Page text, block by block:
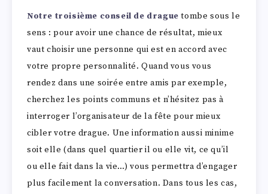
Notre troisième conseil de drague tombe sous le
sens : pour avoir une chance de résultat, mieux
vaut choisir une personne qui est en accord avec
votre propre personnalité. Quand vous vous
rendez dans une soirée entre amis par exemple,
cherchez les points communs et n’hésitez pas à
interroger l’organisateur de la fête pour mieux
cibler votre drague. Une information aussi minime
soit elle (dans quel quartier il ou elle vit, ce qu’il
ou elle fait dans la vie…) vous permettra d’engager
plus facilement la conversation. Dans tous les cas,